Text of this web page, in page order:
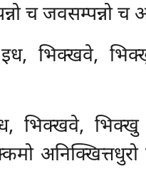
च जवसम्पन्नो च
भिक्खवे,
भिक्खवे, भिक्खु